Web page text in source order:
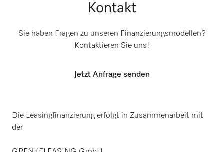
Kontakt
Sie haben Fragen zu unseren Finanzierungsmodellen?
Kontaktieren Sie uns!
Jetzt Anfrage senden
Die Leasingfinanzierung erfolgt in Zusammenarbeit mit
der